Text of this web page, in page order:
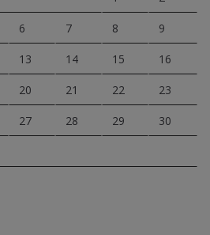
6 7 8 9
13 14 15 16
20 21 22 23
27 28 29 30